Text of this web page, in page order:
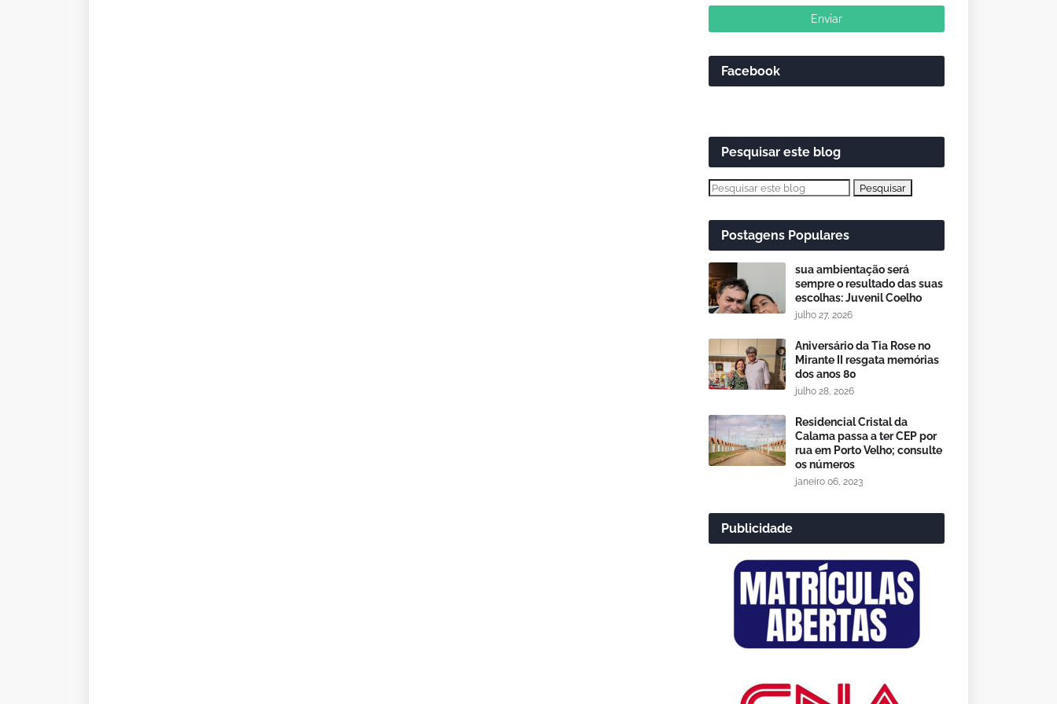
Facebook
Pesquisar este blog
Postagens Populares
sua ambientação será
sempre o resultado das suas
escolhas: Juvenil Coelho
julho 27, 2026
Aniversário da Tia Rose no
Mirante II resgata memórias
dos anos 80
julho 28, 2026
Residencial Cristal da
Calama passa a ter CEP por
rua em Porto Velho; consulte
os números
janeiro 06, 2023
Publicidade